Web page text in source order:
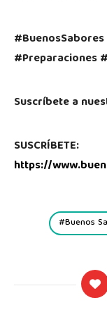
#Preparaciones
Suscríbete a
SUSCRÍBETE:
https://
Buenos